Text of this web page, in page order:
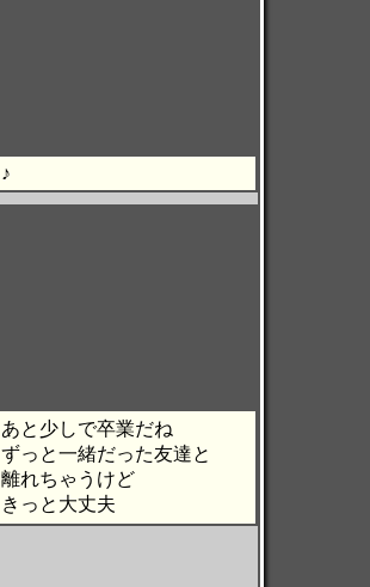
♪
あと少しで卒業だね
ずっと一緒だった友達と
離れちゃうけど
きっと大丈夫